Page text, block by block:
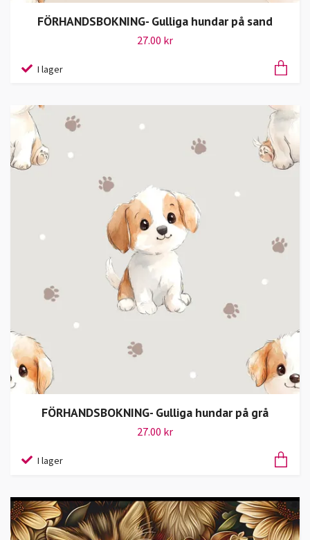
FÖRHANDSBOKNING- Gulliga hundar på sand
27.00 kr
I lager
FÖRHANDSBOKNING- Gulliga hundar på grå
27.00 kr
I lager